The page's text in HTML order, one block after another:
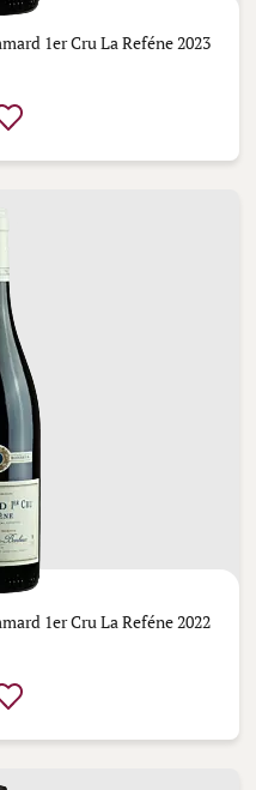
1er Cru La Reféne 2023
1er Cru La Reféne 2022